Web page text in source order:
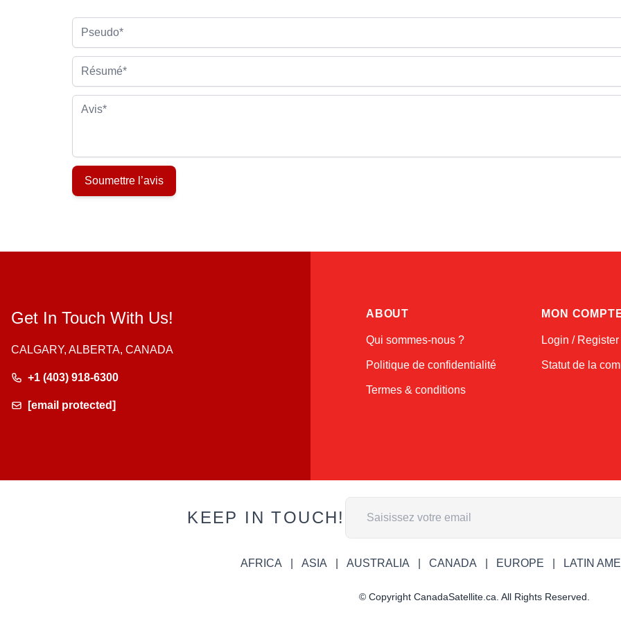
Résumé
Avis
Soumettre l’avis
Get In Touch With Us!
CALGARY, ALBERTA, CANADA
+1 (403) 918-6300
[email protected]
ABOUT
Qui sommes-nous ?
Politique de confidentialité
Termes & conditions
MON
Login / Register
Statut de la
KEEP IN TOUCH!
Adresse email
AFRICA ASIA AUSTRALIA CANADA EUROPE LATIN
© Copyright CanadaSatellite.ca. All Rights Reserved.